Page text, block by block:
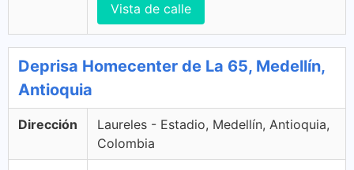
Vista de calle
Deprisa Homecenter de La 65, Medellín,
Antioquia
Dirección
Laureles - Estadio, Medellín, Antioquia,
Colombia